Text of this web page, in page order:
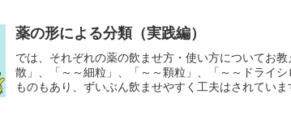
薬の形による分類（実践編）
では、それぞれの薬の飲ませ方・使い方についてお
散」、「～～細粒」、「～～顆粒」、「～～ドライ
ものもあり、ずいぶん飲ませやすく工夫はされてい